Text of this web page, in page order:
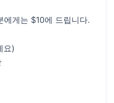
에게는 $10에 드립니다.
요)